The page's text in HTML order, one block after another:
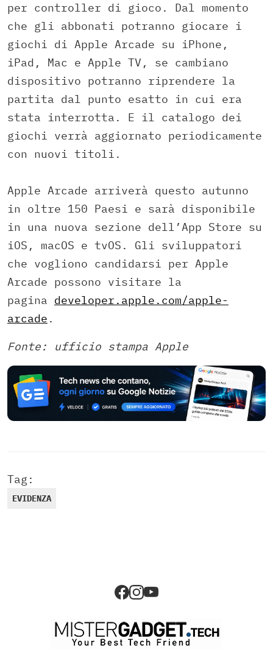
per controller di gioco. Dal momento
che gli abbonati potranno giocare i
giochi di Apple Arcade su iPhone,
iPad, Mac e Apple TV, se cambiano
dispositivo potranno riprendere la
partita dal punto esatto in cui era
stata interrotta. E il catalogo dei
giochi verrà aggiornato periodicamente
con nuovi titoli.
Apple Arcade arriverà questo autunno
in oltre 150 Paesi e sarà disponibile
in una nuova sezione dell’App Store su
iOS, macOS e tvOS. Gli sviluppatori
che vogliono candidarsi per Apple
Arcade possono visitare la
pagina developer.apple.com/apple-
arcade .
Fonte: ufficio stampa Apple
Tag:
EVIDENZA